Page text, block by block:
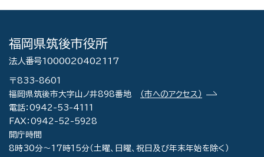
福岡県筑後市役所
法人番号1000020402117
〒833-8601
福岡県筑後市大字山ノ井898番地
（市へのアクセス）
電話：0942-53-4111
FAX：0942-52-5928
開庁時間
8時30分～17時15分（土曜、日曜、祝日及び年末年始を除く）